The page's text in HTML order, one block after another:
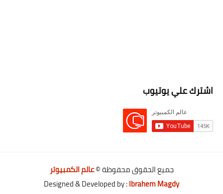
اشترك علي يوتيوب
جميع الحقوق محفوظة ©عالم الكمبيوتر
Designed & Developed by :Ibrahem Magdy